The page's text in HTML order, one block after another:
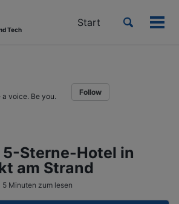
Tech
Start
Toggle
a voice. Be you. Follow
Sterne-Hotel in
am Strand
5 Minuten zum lesen